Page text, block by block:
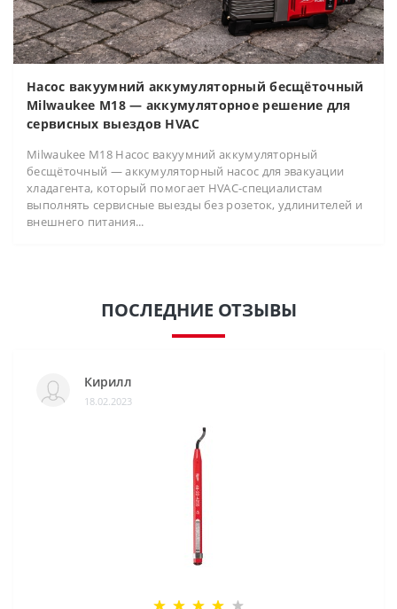
Насос вакуумний аккумуляторный бесщёточный
Milwaukee M18 — аккумуляторное решение для
сервисных выездов HVAC
Milwaukee M18 Насос вакуумний аккумуляторный
бесщёточный — аккумуляторный насос для эвакуации
хладагента, который помогает HVAC-специалистам
выполнять сервисные выезды без розеток, удлинителей и
внешнего питания...
ПОСЛЕДНИЕ ОТЗЫВЫ
Кирилл
18.02.2023